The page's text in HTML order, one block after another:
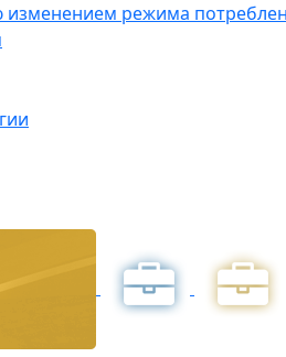
изменением режима